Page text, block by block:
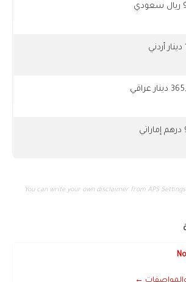
عراقي
You can write your own disclaimer from APS